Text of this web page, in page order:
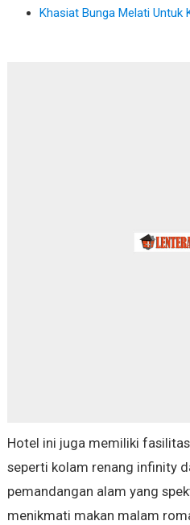
Khasiat Bunga Melati Untuk
Hotel ini juga memiliki
seperti kolam renang infinity
pemandangan alam yang
menikmati makan malam